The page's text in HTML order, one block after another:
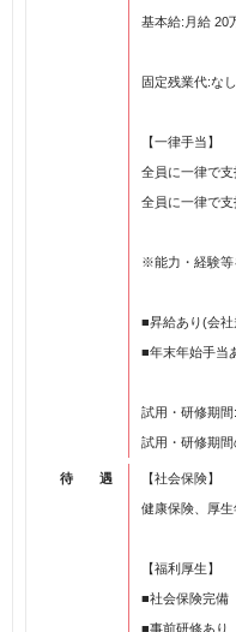
基本給:月給 20
固定残業代:なし
【一律手当】
全員に一律で
全員に一律で
※能力・経験等
■昇給あり(会社
■年末年始手当
試用・研修期間
試用・研修期
待 遇 【社会保険】
健康保険、厚
【福利厚生】
■社会保険完備
■事前研修あり